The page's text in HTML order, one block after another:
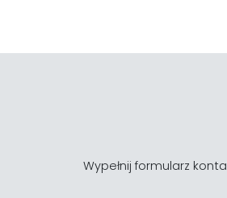
Wypełnij formularz